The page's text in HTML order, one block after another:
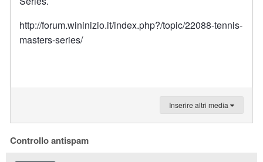
http://forum.wininizio.it/index.php?/topic/22088-tennis-
masters-series/
Inserire altri media
Controllo antispam